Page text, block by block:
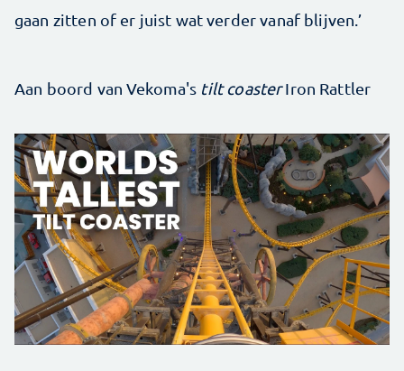
gaan zitten of er juist wat verder vanaf blijven.’
Aan boord van Vekoma's tilt coasterIron Rattler